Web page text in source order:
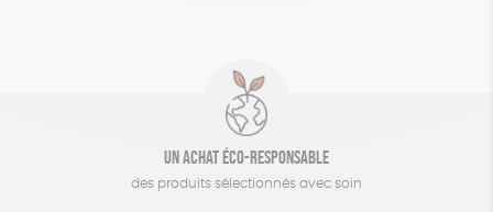
Un achat éco-responsable
des produits sélectionnés avec soin